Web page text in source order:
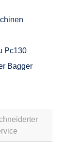
Pc130
Bagger